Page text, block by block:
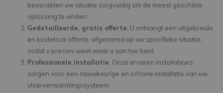
beoordelen uw situatie zorgvuldig om de meest geschikte
oplossing te vinden.
Gedetailleerde, gratis offerte . U ontvangt een uitgebreide
en kosteloze offerte, afgestemd op uw specifieke situatie,
zodat u precies weet waar u aan toe bent.
Professionele installatie . Onze ervaren installateurs
zorgen voor een nauwkeurige en schone installatie van uw
vloerverwarmingssysteem.